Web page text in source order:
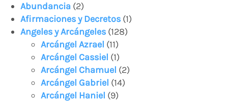
Abundancia (2)
Afirmaciones y Decretos (1)
Angeles y Arcángeles (128)
Arcángel Azrael (11)
Arcángel Cassiel (1)
Arcángel Chamuel (2)
Arcángel Gabriel (14)
Arcángel Haniel (9)